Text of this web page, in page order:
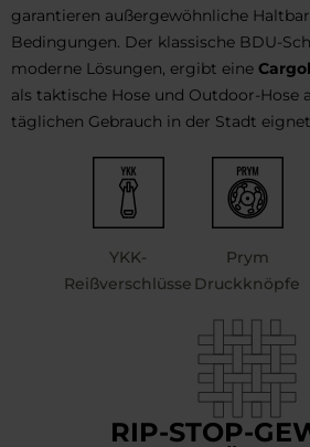
garantieren außergewöhnliche
Bedingungen. Der klassische BDU-
moderne Lösungen, ergibt eine
als taktische Hose und Outdoor-Hose
täglichen Gebrauch in der Stadt
YKK-
Reißverschlüsse
Prym
Druckknöpfe
RIP-STOP-